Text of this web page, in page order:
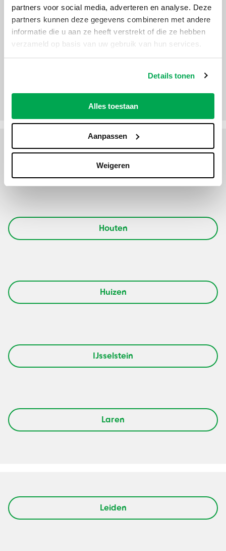
partners voor social media, adverteren en analyse. Deze
partners kunnen deze gegevens combineren met andere
informatie die u aan ze heeft verstrekt of die ze hebben
verzameld op basis van uw gebruik van hun services.
Details tonen
Alles toestaan
Aanpassen
Weigeren
Helmond
Hilversum
Houten
Huizen
IJsselstein
Laren
Leiden